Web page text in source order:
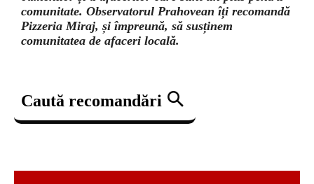
comunitate. Observatorul Prahovean îți recomandă
Pizzeria Miraj, și împreună, să susținem
comunitatea de afaceri locală.
Caută recomandări